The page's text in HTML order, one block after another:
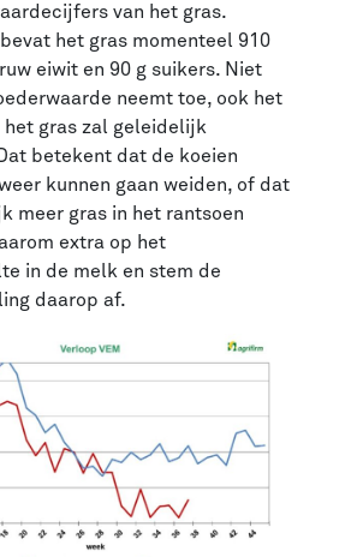
van het gras.
het gras momenteel 910
eiwit en 90 g suikers. Niet
neemt toe, ook het
het gras zal geleidelijk
betekent dat de koeien
kunnen gaan weiden, of dat
meer gras in het rantsoen
extra op het
in de melk en stem de
daarop af.